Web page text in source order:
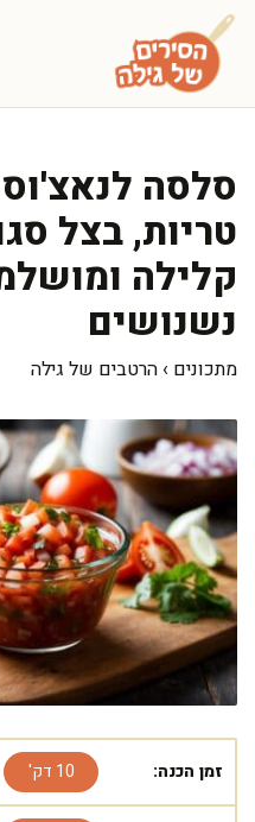
לדלג
לתוכן
סלסה
טריות, בצל
קלילה
נשנושים
מתכונים › הרטבים של גילה
זמן הכנה: 10 דק'